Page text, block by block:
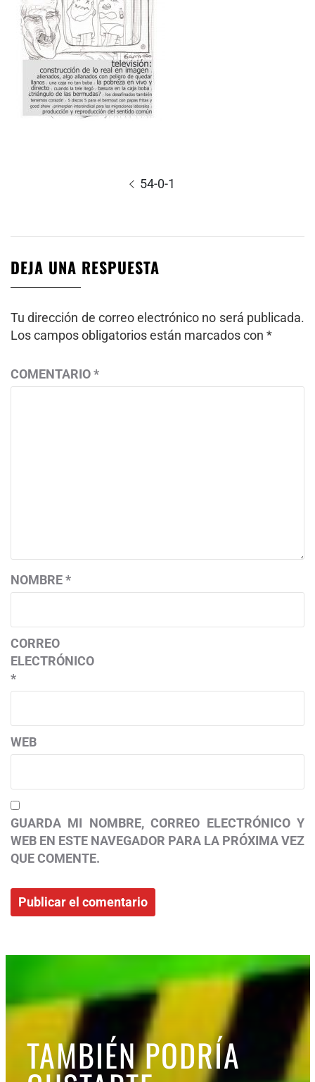
Entrada
54-0-1
DEJA UNA RESPUESTA
Tu dirección de correo electrónico no será publicada.
Los campos obligatorios están marcados con *
COMENTARIO*
NOMBRE*
CORREO
ELECTRÓNICO
*
WEB
GUARDA MI NOMBRE, CORREO ELECTRÓNICO Y
WEB EN ESTE NAVEGADOR PARA LA PRÓXIMA VEZ
QUE COMENTE.
TAMBIÉN PODRÍA